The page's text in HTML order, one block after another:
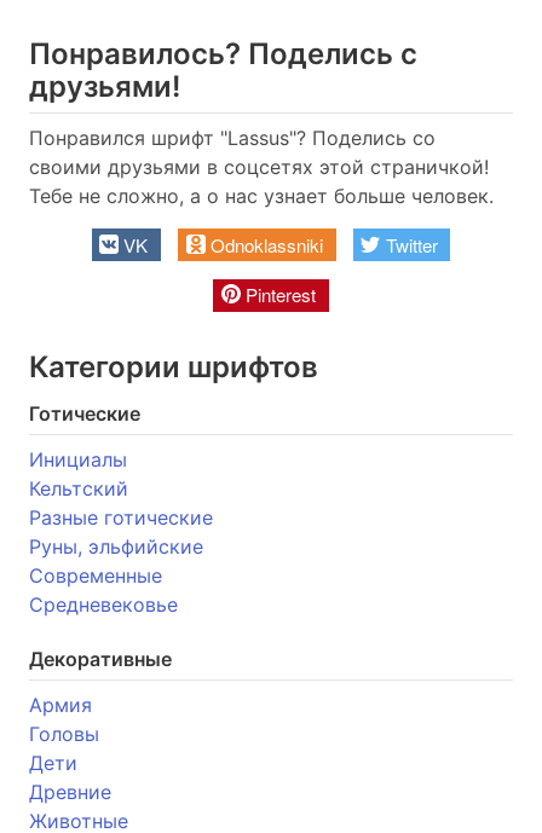
Понравилось? Поделись с
друзьями!
Понравился шрифт "Lassus"? Поделись со
своими друзьями в соцсетях этой страничкой!
Тебе не сложно, а о нас узнает больше человек.
VK Odnoklassniki
Twitter
Pinterest
Категории шрифтов
Готические
Инициалы
Кельтский
Разные готические
Руны, эльфийские
Современные
Средневековье
Декоративные
Армия
Головы
Дети
Древние
Животные